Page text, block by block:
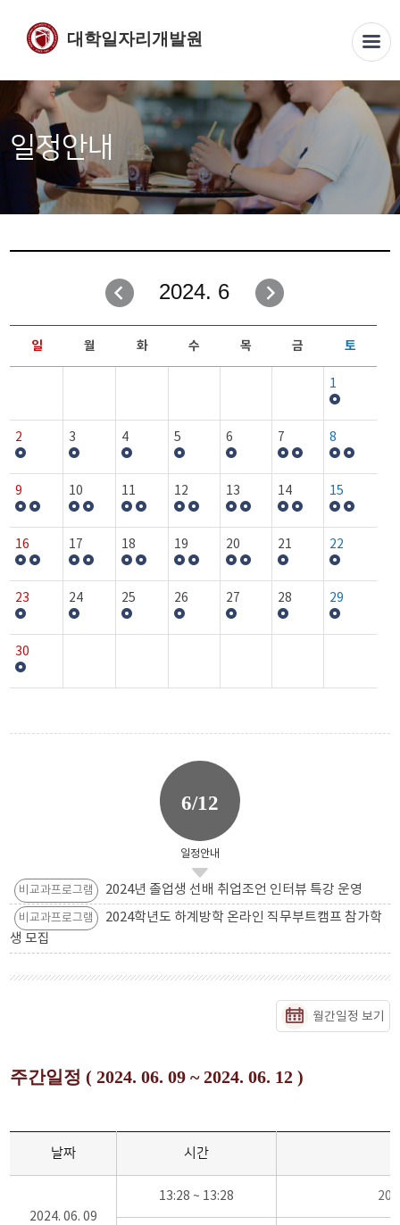
대학일자리개발원
일정안내
2024. 6
일 월 화 수 목 금 토
1
2 3 4 5 6 7 8
9 10 11 12 13 14 15
16 17 18 19 20 21 22
23 24 25 26 27 28 29
30
6/12
일정안내
비교과프로그램 2024년 졸업생 선배 취업조언 인터뷰 특강 운영
비교과프로그램
2024학년도 하계방학 온라인 직무부트캠프 참가학
생 모집
월간일정 보기
주간일정 ( 2024. 06. 09 ~ 2024. 06. 12 )
날짜 시간
2024. 06. 09
13:28 ~ 13:28